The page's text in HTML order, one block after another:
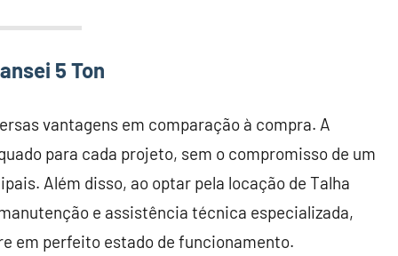
5 Ton
vantagens em comparação à compra. A
para cada projeto, sem o compromisso de um
Além disso, ao optar pela locação de Talha
e assistência técnica especializada,
em perfeito estado de funcionamento.